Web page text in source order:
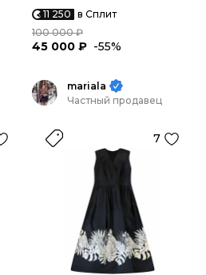
11 250 в Сплит
100 000 ₽
45 000 ₽ -55%
mariala
Частный продавец
7